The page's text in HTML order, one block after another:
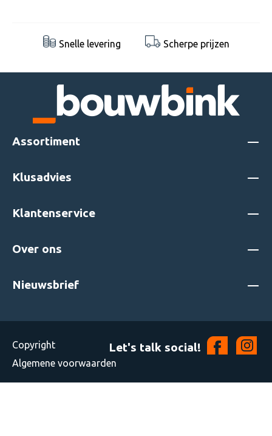
Snelle levering Scherpe prijzen
Assortiment
Klusadvies
Klantenservice
Over ons
Nieuwsbrief
Copyright Let's talk social!
Algemene voorwaarden